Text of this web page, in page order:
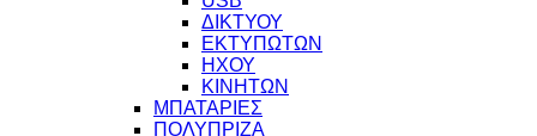
ΔΙΚΤΥΟΥ
ΕΚΤΥΠΩΤΩΝ
ΗΧΟΥ
ΚΙΝΗΤΩΝ
ΜΠΑΤΑΡΙΕΣ
ΠΟΛΥΠΡΙΖΑ